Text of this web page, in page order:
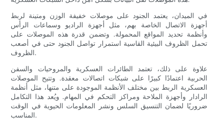
في الميدان، يعتمد الجنود على موصلات خفيفة الوزن ومتينة لربط
أجهزة الاتصال الخاصة بهم، مثل أجهزة الراديو وسماعات الرأس
وأنظمة تحديد المواقع المحمولة. وتضمن قدرة هذه الموصلات على
تحمل الظروف البيئية القاسية استمرار تواصل الجنود حتى في أصعب
الظروف.
علاوة على ذلك، تعتمد الطائرات العسكرية والمروحيات والسفن
الحربية اعتمادًا كبيرًا على شبكات اتصالات معقدة. وتتيح الموصلات
العسكرية الربط بين مختلف الأنظمة الموجودة على متنها، مثل أنظمة
الرادار وأجهزة الملاحة ومراكز التحكم في المهام. ويُعد هذا التكامل
ضروريًا لضمان التنسيق السلس ونشر المعلومات الحيوية في الوقت
المناسب.